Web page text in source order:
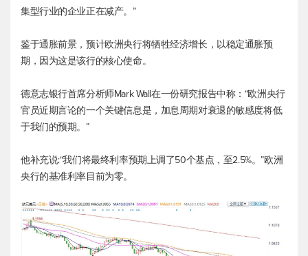
集型行业的企业正在减产。”
鉴于通胀前景，预计欧洲央行将牺牲经济增长，以稳定通胀预
期，因为这是该行的核心使命。
德意志银行首席分析师Mark Wall在一份研究报告中称：“欧洲央行
官员近期言论的一个关键信息是，加息周期对衰退的敏感度将低
于我们的预期。”
他补充说:“我们将最终利率预期上调了50个基点，至2.5%。”欧洲
央行的基准利率目前为零。